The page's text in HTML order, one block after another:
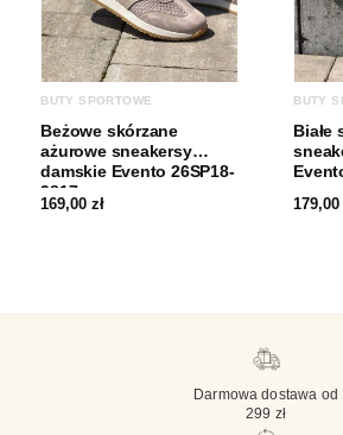
BUTY SPORTOWE
Beżowe skórzane
ażurowe sneakersy
damskie Evento 26SP18-
9817
169,00zł
BUTY
Białe
Darmowa dostawa od
299 zł